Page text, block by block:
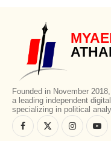
Founded in November
a leading independent
specializing in political